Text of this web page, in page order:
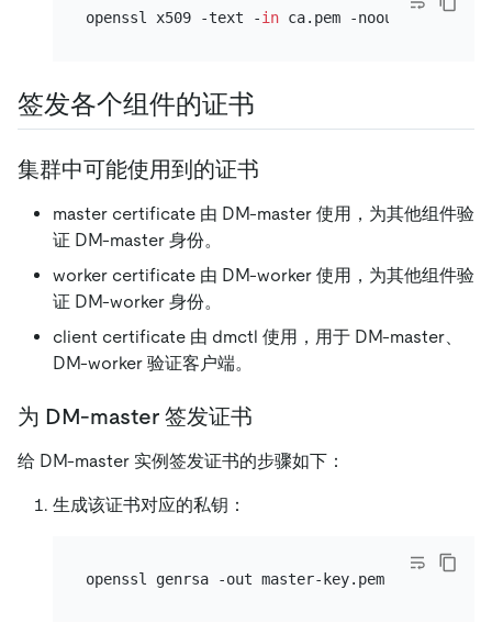
openssl x509 -text -in
签发各个组件的证书
集群中可能使用到的证书
master certificate 由 DM-master 使用，为其他组件验
证 DM-master 身份。
worker certificate 由 DM-worker 使用，为其他组件验
证 DM-worker 身份。
client certificate 由 dmctl 使用，用于 DM-master、
DM-worker 验证客户端。
为 DM-master 签发证书
给 DM-master 实例签发证书的步骤如下：
生成该证书对应的私钥：